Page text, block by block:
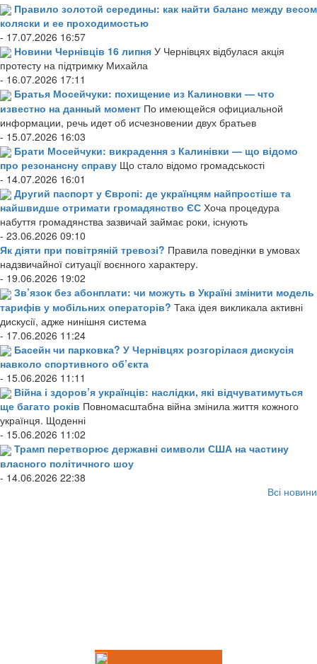
Правило золотой середины: как найти баланс между весом
коляски и ее проходимостью
- 17.07.2026 16:57
Новини Чернівців 16 липня У Чернівцях відбулася акція
протесту на підтримку Михайла
- 16.07.2026 17:11
Братья Мосейчуки: похищение из Калиновки — что
известно на данный момент По имеющейся официальной
информации, речь идет об исчезновении двух братьев
- 15.07.2026 16:03
Брати Мосейчуки: викрадення з Калинівки — що відомо
про резонансну справу Що стало відомо громадськості
- 14.07.2026 16:01
Другий паспорт у Європі: де українцям найпростіше та
найшвидше отримати громадянство ЄС Хоча процедура
набуття громадянства зазвичай займає роки, існують
- 23.06.2026 09:10
Як діяти при повітряній тревозі? Правила поведінки в умовах
надзвичайної ситуації воєнного характеру.
- 19.06.2026 19:02
Зв’язок без абонплати: чи можуть в Україні змінити модель
тарифів у мобільних операторів? Така ідея викликала активні
дискусії, адже нинішня система
- 17.06.2026 11:24
Басейн чи парковка? У Чернівцях розгорілася дискусія
навколо спортивного об’єкта
- 15.06.2026 11:11
Війна і здоров’я українців: наслідки, які відчуватимуться
ще багато років Повномасштабна війна змінила життя кожного
українця. Щоденні
- 15.06.2026 11:02
Трамп перетворює державні символи США на частину
власного політичного шоу
- 14.06.2026 22:38
Всі новини